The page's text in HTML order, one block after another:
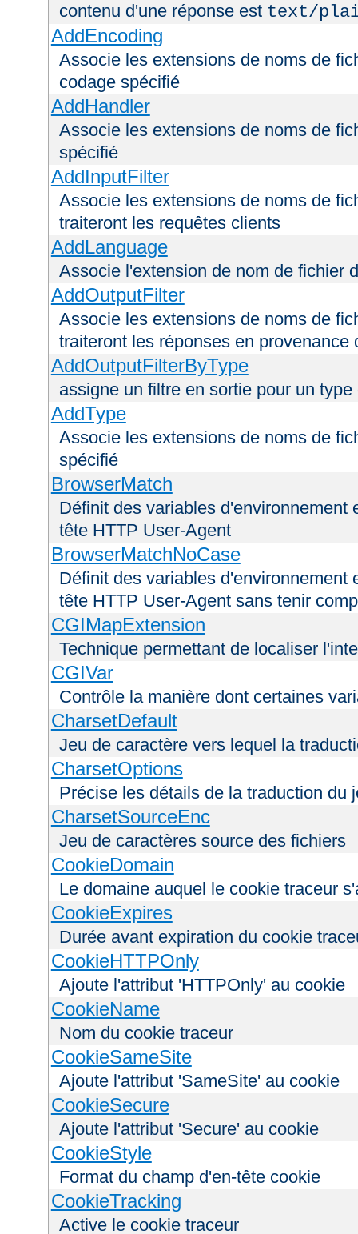
contenu d'une réponse est text/
AddEncoding
Associe les extensions de noms de
codage spécifié
AddHandler
Associe les extensions de noms de
spécifié
AddInputFilter
Associe les extensions de noms de
traiteront les requêtes clients
AddLanguage
Associe l'extension de nom de fichier
AddOutputFilter
Associe les extensions de noms de
traiteront les réponses en provenance
AddOutputFilterByType
assigne un filtre en sortie pour un
AddType
Associe les extensions de noms de
spécifié
BrowserMatch
Définit des variables d'environnement
tête HTTP User-Agent
BrowserMatchNoCase
Définit des variables d'environnement
tête HTTP User-Agent sans tenir
CGIMapExtension
Technique permettant de localiser
CGIVar
Contrôle la manière dont certaines
CharsetDefault
Jeu de caractère vers lequel la
CharsetOptions
Précise les détails de la traduction du
CharsetSourceEnc
Jeu de caractères source des fichiers
CookieDomain
Le domaine auquel le cookie traceur
CookieExpires
Durée avant expiration du cookie
CookieHTTPOnly
Ajoute l'attribut 'HTTPOnly' au cookie
CookieName
Nom du cookie traceur
CookieSameSite
Ajoute l'attribut 'SameSite' au cookie
CookieSecure
Ajoute l'attribut 'Secure' au cookie
CookieStyle
Format du champ d'en-tête cookie
CookieTracking
Active le cookie traceur